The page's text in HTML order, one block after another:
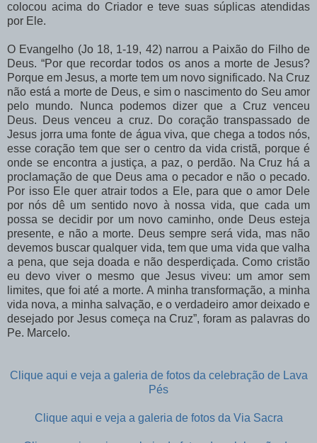
colocou acima do Criador e teve suas súplicas atendidas
por Ele.
O Evangelho (Jo 18, 1-19, 42) narrou a Paixão do Filho de
Deus. “Por que recordar todos os anos a morte de Jesus?
Porque em Jesus, a morte tem um novo significado. Na Cruz
não está a morte de Deus, e sim o nascimento do Seu amor
pelo mundo. Nunca podemos dizer que a Cruz venceu
Deus. Deus venceu a cruz. Do coração transpassado de
Jesus jorra uma fonte de água viva, que chega a todos nós,
esse coração tem que ser o centro da vida cristã, porque é
onde se encontra a justiça, a paz, o perdão. Na Cruz há a
proclamação de que Deus ama o pecador e não o pecado.
Por isso Ele quer atrair todos a Ele, para que o amor Dele
por nós dê um sentido novo à nossa vida, que cada um
possa se decidir por um novo caminho, onde Deus esteja
presente, e não a morte. Deus sempre será vida, mas não
devemos buscar qualquer vida, tem que uma vida que valha
a pena, que seja doada e não desperdiçada. Como cristão
eu devo viver o mesmo que Jesus viveu: um amor sem
limites, que foi até a morte. A minha transformação, a minha
vida nova, a minha salvação, e o verdadeiro amor deixado e
desejado por Jesus começa na Cruz”, foram as palavras do
Pe. Marcelo.
Clique aqui e veja a galeria de fotos da celebração de Lava
Pés
Clique aqui e veja a galeria de fotos da Via Sacra